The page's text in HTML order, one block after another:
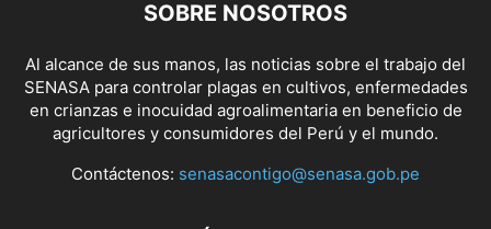
SOBRE NOSOTROS
Al alcance de sus manos, las noticias sobre el trabajo del
SENASA para controlar plagas en cultivos, enfermedades
en crianzas e inocuidad agroalimentaria en beneficio de
agricultores y consumidores del Perú y el mundo.
Contáctenos: senasacontigo@senasa.gob.pe